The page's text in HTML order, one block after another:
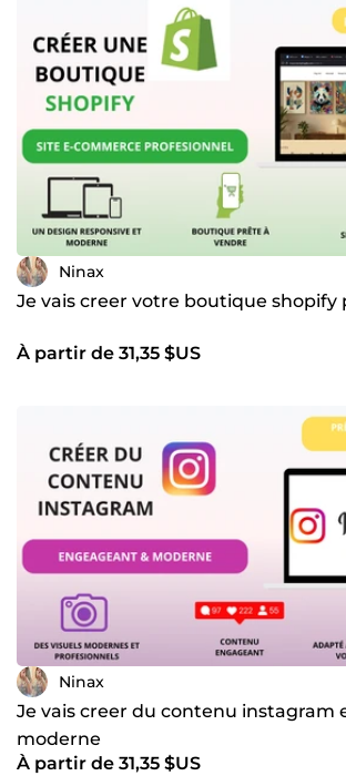
votre image en ligne. N’hésitez pas à me
discuter de votre projet !
Ninax
Je vais creer votre boutique shopify
À partir de 31,35 $US
Ninax
Je vais creer du contenu instagram
moderne
À partir de 31,35 $US